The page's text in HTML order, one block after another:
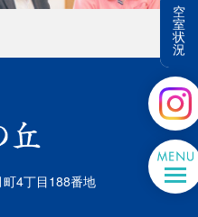
空
室
状
況
4丁目188番地